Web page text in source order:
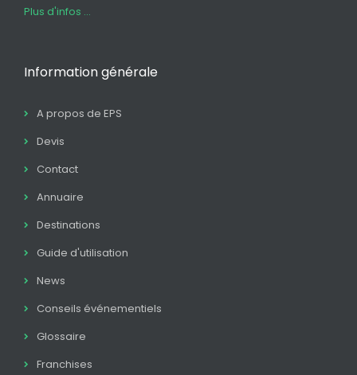
Plus d'infos ...
Information générale
A propos de EPS
Devis
Contact
Annuaire
Destinations
Guide d'utilisation
News
Conseils événementiels
Glossaire
Franchises